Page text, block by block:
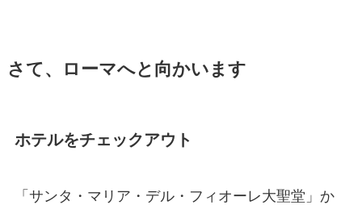
さて、ローマへと向かいます
ホテルをチェックアウト
「サンタ・マリア・デル・フィオーレ大聖堂」か